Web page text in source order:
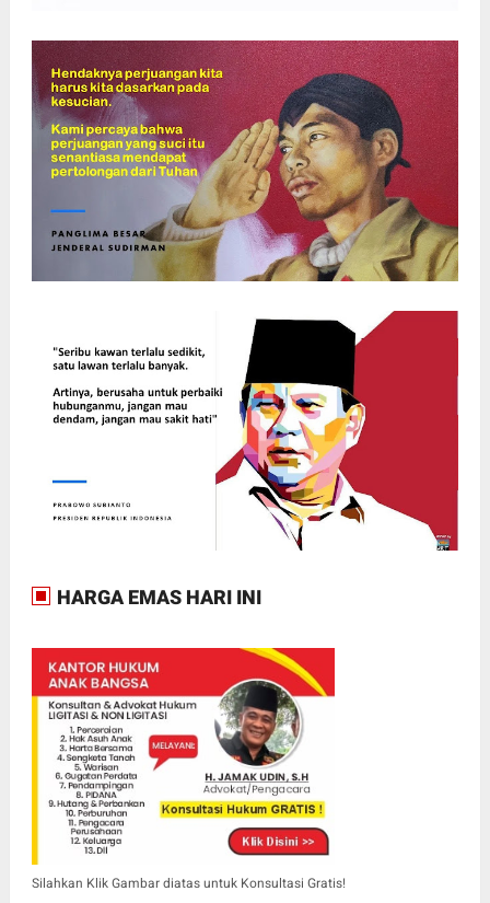
HARGA EMAS HARI INI
Silahkan Klik Gambar diatas untuk Konsultasi Gratis!